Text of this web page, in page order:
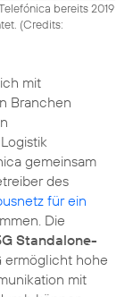
bereits 2019
(Credits:
mit
Branchen
gemeinsam
des
für ein
Die
Standalone-
ermöglicht hohe
mit